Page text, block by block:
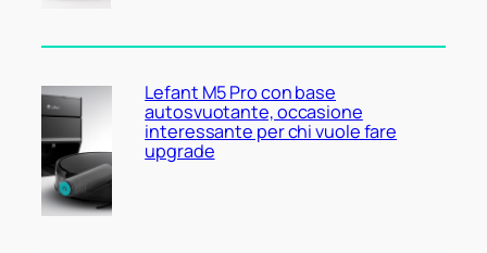
Lefant M5 Pro con base
autosvuotante, occasione
interessante per chi vuole fare
upgrade